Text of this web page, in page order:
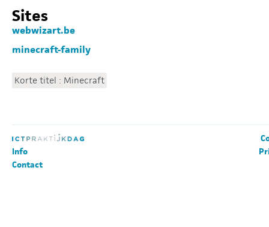
Sites
webwizart.be
minecraft-family
Korte titel : Minecraft
Info
Contact